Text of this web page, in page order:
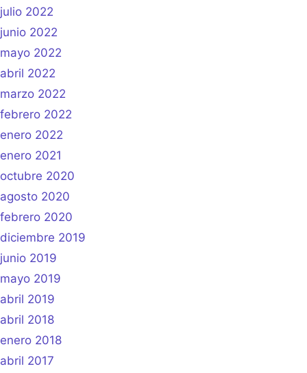
julio 2022
junio 2022
mayo 2022
abril 2022
marzo 2022
febrero 2022
enero 2022
enero 2021
octubre 2020
agosto 2020
febrero 2020
diciembre 2019
junio 2019
mayo 2019
abril 2019
abril 2018
enero 2018
abril 2017